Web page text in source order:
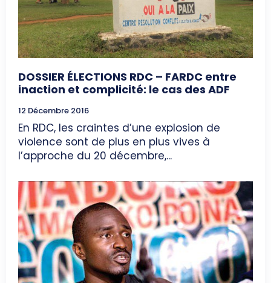
DOSSIER ÉLECTIONS RDC – FARDC entre
inaction et complicité: le cas des ADF
12 Décembre 2016
En RDC, les craintes d’une explosion de
violence sont de plus en plus vives à
l’approche du 20 décembre,...